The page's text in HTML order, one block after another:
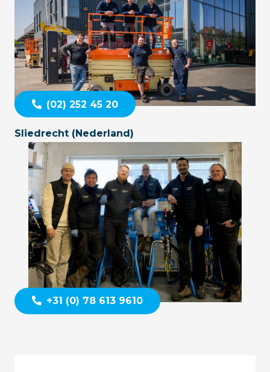
(02) 252 45 20
Sliedrecht (Nederland)
+31 (0) 78 613 9610